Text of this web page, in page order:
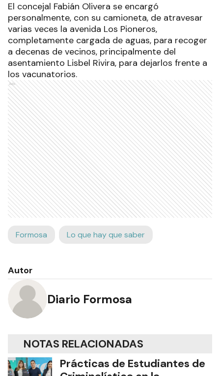
El concejal Fabián Olivera se encargó
personalmente, con su camioneta, de atravesar
varias veces la avenida Los Pioneros,
completamente cargada de aguas, para recoger
a decenas de vecinos, principalmente del
asentamiento Lisbel Rivira, para dejarlos frente a
los vacunatorios.
Ads
Formosa Lo que hay que saber
Autor
Diario Formosa
NOTAS RELACIONADAS
Prácticas de Estudiantes de